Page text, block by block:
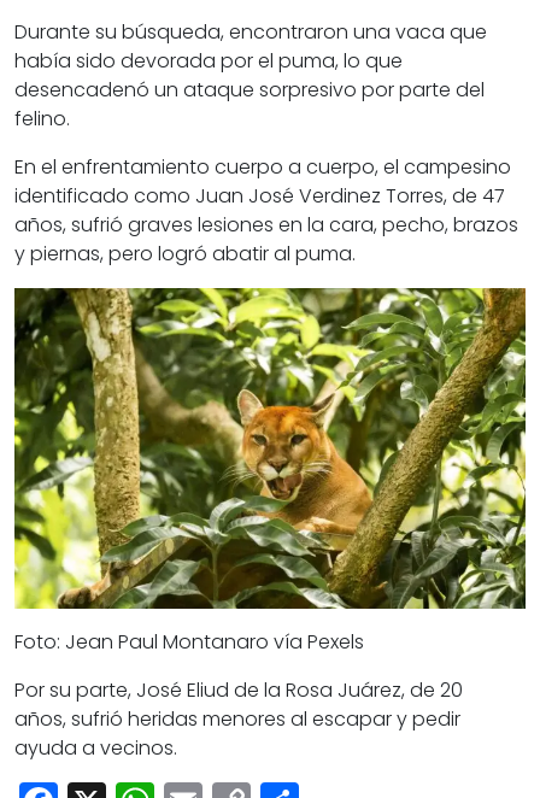
Durante su búsqueda, encontraron una vaca que
había sido devorada por el puma, lo que
desencadenó un ataque sorpresivo por parte del
felino.
En el enfrentamiento cuerpo a cuerpo, el campesino
identificado como Juan José Verdinez Torres, de 47
años, sufrió graves lesiones en la cara, pecho, brazos
y piernas, pero logró abatir al puma.
Foto: Jean Paul Montanaro vía Pexels
Por su parte, José Eliud de la Rosa Juárez, de 20
años, sufrió heridas menores al escapar y pedir
ayuda a vecinos.